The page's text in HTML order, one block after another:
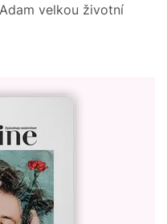
velkou životní